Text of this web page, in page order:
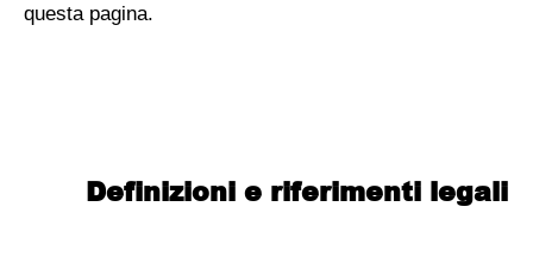
questa pagina.
Definizioni e riferimenti legali